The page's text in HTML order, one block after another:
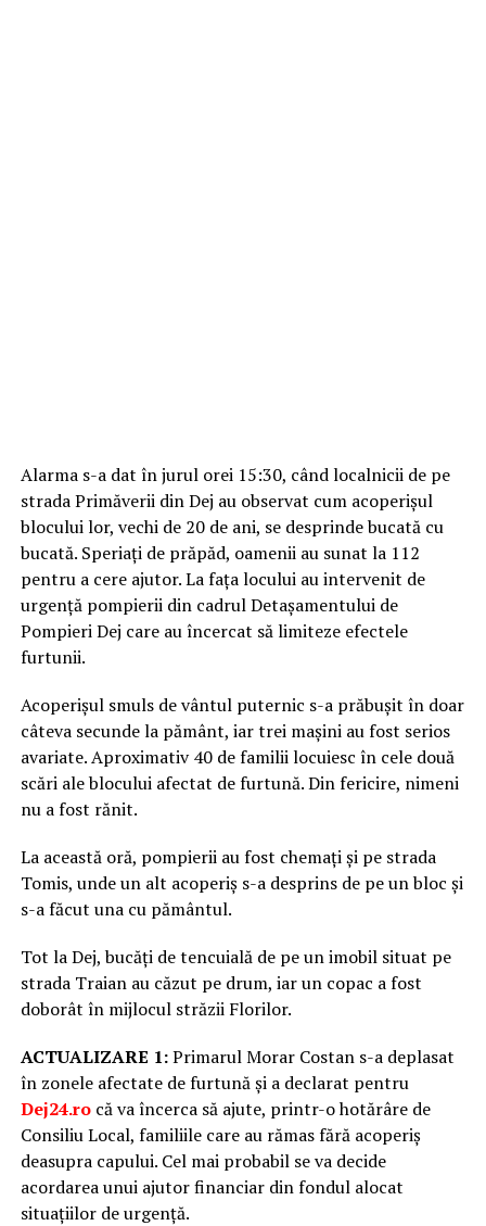
Alarma s-a dat în jurul orei 15:30, când localnicii de pe
strada Primăverii din Dej au observat cum acoperișul
blocului lor, vechi de 20 de ani, se desprinde bucată cu
bucată. Speriați de prăpăd, oamenii au sunat la 112
pentru a cere ajutor. La fața locului au intervenit de
urgență pompierii din cadrul Detașamentului de
Pompieri Dej care au încercat să limiteze efectele
furtunii.
Acoperișul smuls de vântul puternic s-a prăbușit în doar
câteva secunde la pământ, iar trei mașini au fost serios
avariate. Aproximativ 40 de familii locuiesc în cele două
scări ale blocului afectat de furtună. Din fericire, nimeni
nu a fost rănit.
La această oră, pompierii au fost chemați și pe strada
Tomis, unde un alt acoperiș s-a desprins de pe un bloc și
s-a făcut una cu pământul.
Tot la Dej, bucăți de tencuială de pe un imobil situat pe
strada Traian au căzut pe drum, iar un copac a fost
doborât în mijlocul străzii Florilor.
ACTUALIZARE 1:Primarul Morar Costan s-a deplasat
în zonele afectate de furtună și a declarat pentru
Dej24.rocă va încerca să ajute, printr-o hotărâre de
Consiliu Local, familiile care au rămas fără acoperiș
deasupra capului. Cel mai probabil se va decide
acordarea unui ajutor financiar din fondul alocat
situațiilor de urgență.